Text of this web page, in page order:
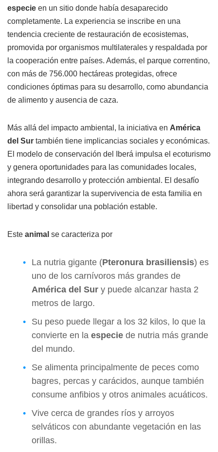
especie en un sitio donde había desaparecido
completamente. La experiencia se inscribe en una
tendencia creciente de restauración de ecosistemas,
promovida por organismos multilaterales y respaldada por
la cooperación entre países. Además, el parque correntino,
con más de 756.000 hectáreas protegidas, ofrece
condiciones óptimas para su desarrollo, como abundancia
de alimento y ausencia de caza.
Más allá del impacto ambiental, la iniciativa en América
del Sur también tiene implicancias sociales y económicas.
El modelo de conservación del Iberá impulsa el ecoturismo
y genera oportunidades para las comunidades locales,
integrando desarrollo y protección ambiental. El desafío
ahora será garantizar la supervivencia de esta familia en
libertad y consolidar una población estable.
Este animal se caracteriza por
La nutria gigante (Pteronura brasiliensis) es
uno de los carnívoros más grandes de
América del Sur y puede alcanzar hasta 2
metros de largo.
Su peso puede llegar a los 32 kilos, lo que la
convierte en la especie de nutria más grande
del mundo.
Se alimenta principalmente de peces como
bagres, percas y carácidos, aunque también
consume anfibios y otros animales acuáticos.
Vive cerca de grandes ríos y arroyos
selváticos con abundante vegetación en las
orillas.